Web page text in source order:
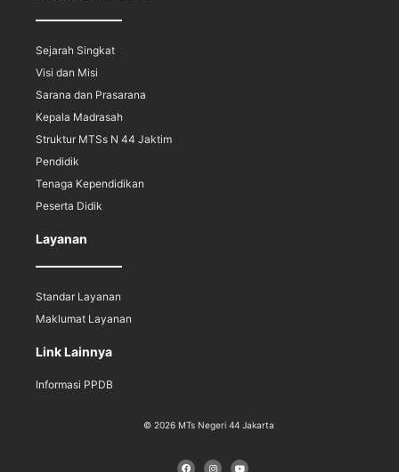
Sejarah Singkat
Visi dan Misi
Sarana dan Prasarana
Kepala Madrasah
Struktur MTSs N 44 Jaktim
Pendidik
Tenaga Kependidikan
Peserta Didik
Layanan
Standar Layanan
Maklumat Layanan
Link Lainnya
Informasi PPDB
© 2026 MTs Negeri 44 Jakarta